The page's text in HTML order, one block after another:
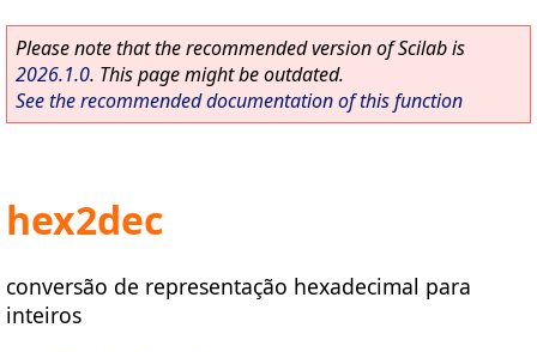
Please note that the recommended version of Scilab is
2026.1.0. This page might be outdated.
See the recommended documentation of this function
hex2dec
conversão de representação hexadecimal para
inteiros